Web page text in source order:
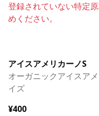
登録されていない特定
めください。
アイスアメリカーノS
オーガニックアイスア
イズ
¥400